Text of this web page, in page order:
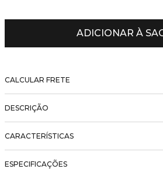
ADICIONAR À
CALCULAR FRETE
DESCRIÇÃO
CARACTERÍSTICAS
ESPECIFICAÇÕES